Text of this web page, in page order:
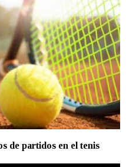
de partidos en el tenis